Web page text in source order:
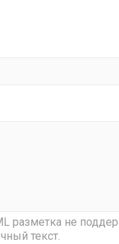
разметка не
текст.